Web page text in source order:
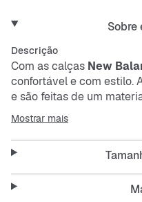
Descrição
Com as calças New
confortável e com estilo.
e são feitas de um
ao corpo e são
para momentos relaxados.
Mostrar mais